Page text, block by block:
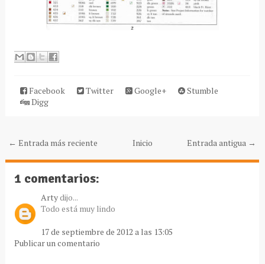
Facebook Twitter Google+
Stumble
Digg
← Entrada más reciente Entrada antigua →
Inicio
1 comentarios:
Artydijo...
Todo está muy lindo
17 de septiembre de 2012 a las 13:05
Publicar un comentario